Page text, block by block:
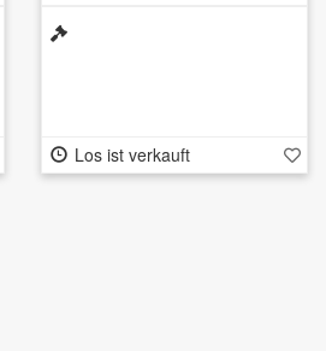
Los ist verkauft